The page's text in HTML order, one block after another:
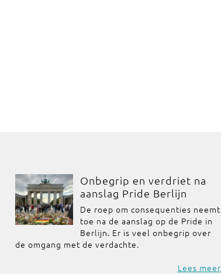
Onbegrip en verdriet na
aanslag Pride Berlijn
De roep om consequenties neemt
toe na de aanslag op de Pride in
Berlijn. Er is veel onbegrip over
de omgang met de verdachte.
Lees meer